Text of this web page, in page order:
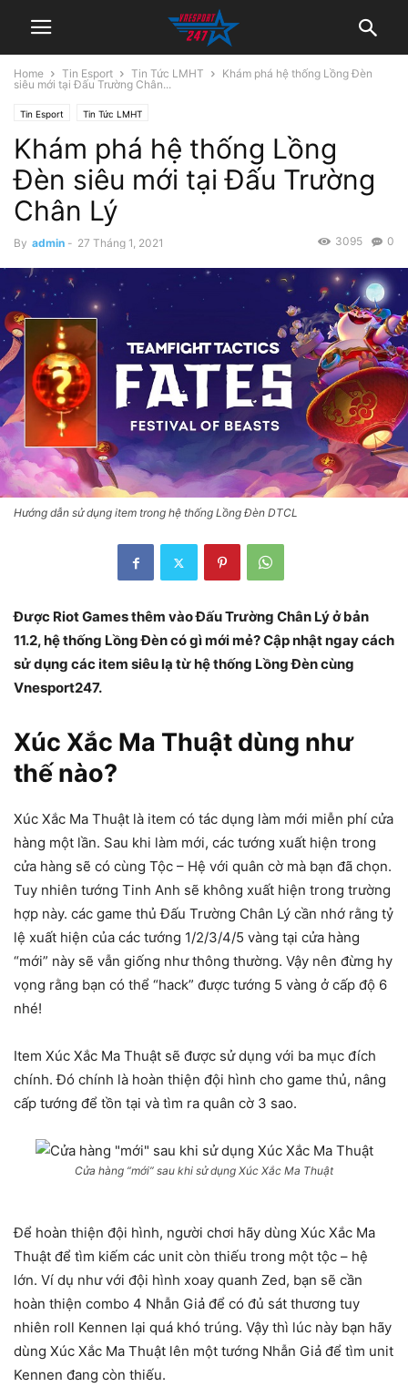
Home Tin Esport Tin Tức LMHT
Khám phá hệ thống Lồng Đèn
siêu mới tại Đấu Trường Chân...
Tin Esport Tin Tức LMHT
Khám phá hệ thống Lồng
Đèn siêu mới tại Đấu Trường
Chân Lý
By admin - 27 Tháng 1, 2021 0
3095
Hướng dẫn sử dụng item trong hệ thống Lồng Đèn DTCL
Được Riot Games thêm vào Đấu Trường Chân Lý ở bản
11.2, hệ thống Lồng Đèn có gì mới mẻ? Cập nhật ngay cách
sử dụng các item siêu lạ từ hệ thống Lồng Đèn cùng
Vnesport247.
Xúc Xắc Ma Thuật dùng như
thế nào?
Xúc Xắc Ma Thuật là item có tác dụng làm mới miễn phí cửa
hàng một lần. Sau khi làm mới, các tướng xuất hiện trong
cửa hàng sẽ có cùng Tộc – Hệ với quân cờ mà bạn đã chọn.
Tuy nhiên tướng Tinh Anh sẽ không xuất hiện trong trường
hợp này. các game thủ Đấu Trường Chân Lý cần nhớ rằng tỷ
lệ xuất hiện của các tướng 1/2/3/4/5 vàng tại cửa hàng
“mới” này sẽ vẫn giống như thông thường. Vậy nên đừng hy
vọng rằng bạn có thể “hack” được tướng 5 vàng ở cấp độ 6
nhé!
Item Xúc Xắc Ma Thuật sẽ được sử dụng với ba mục đích
chính. Đó chính là hoàn thiện đội hình cho game thủ, nâng
cấp tướng để tồn tại và tìm ra quân cờ 3 sao.
Cửa hàng “mới” sau khi sử dụng Xúc Xắc Ma Thuật
Để hoàn thiện đội hình, người chơi hãy dùng Xúc Xắc Ma
Thuật để tìm kiếm các unit còn thiếu trong một tộc – hệ
lớn. Ví dụ như với đội hình xoay quanh Zed, bạn sẽ cần
hoàn thiện combo 4 Nhẫn Giả để có đủ sát thương tuy
nhiên roll Kennen lại quá khó trúng. Vậy thì lúc này bạn hãy
dùng Xúc Xắc Ma Thuật lên một tướng Nhẫn Giả để tìm unit
Kennen đang còn thiếu.